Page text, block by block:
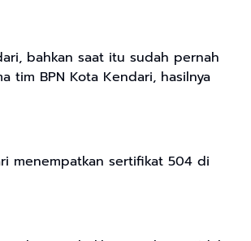
bahkan saat itu sudah pernah
tim BPN Kota Kendari, hasilnya
menempatkan sertifikat 504 di